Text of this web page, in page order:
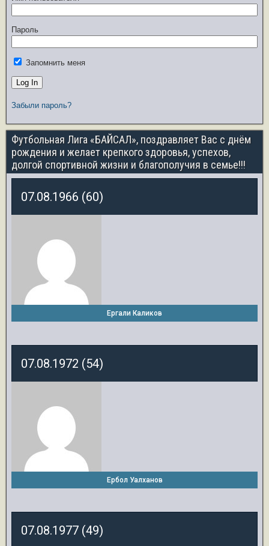
Пароль
Запомнить меня
Забыли пароль?
Футбольная Лига «БАЙСАЛ», поздравляет Вас с днём
рождения и желает крепкого здоровья, успехов,
долгой спортивной жизни и благополучия в семье!!!
07.08.1966 (60)
Ергали Каликов
07.08.1972 (54)
Ербол Уалханов
07.08.1977 (49)